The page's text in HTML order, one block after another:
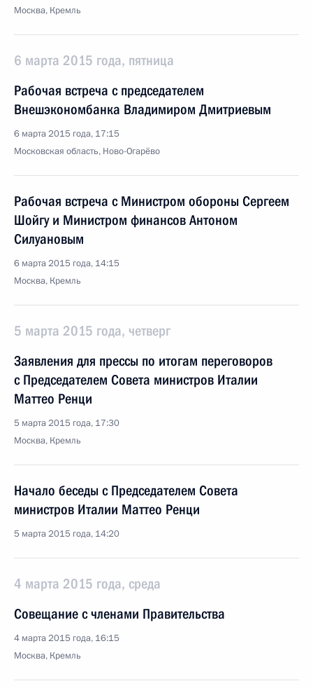
Москва, Кремль
6 марта 2015 года, пятница
Рабочая встреча с председателем
Внешэкономбанка Владимиром Дмитриевым
6 марта 2015 года, 17:15
Московская область, Ново-Огарёво
Рабочая встреча с Министром обороны Сергеем
Шойгу и Министром финансов Антоном
Силуановым
6 марта 2015 года, 14:15
Москва, Кремль
5 марта 2015 года, четверг
Заявления для прессы по итогам переговоров
с Председателем Совета министров Италии
Маттео Ренци
5 марта 2015 года, 17:30
Москва, Кремль
Начало беседы с Председателем Совета
министров Италии Маттео Ренци
5 марта 2015 года, 14:20
4 марта 2015 года, среда
Совещание с членами Правительства
4 марта 2015 года, 16:15
Москва, Кремль